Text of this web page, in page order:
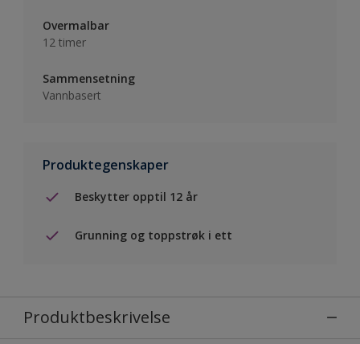
Overmalbar
12 timer
Sammensetning
Vannbasert
Produktegenskaper
Beskytter opptil 12 år
Grunning og toppstrøk i ett
Produktbeskrivelse